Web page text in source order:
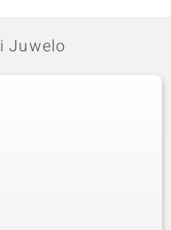
Juwelo